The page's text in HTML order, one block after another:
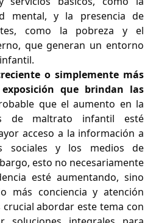
mental, y la presencia de
como la pobreza y el
que generan un entorno
o simplemente más
que brindan las
que el aumento en la
de maltrato infantil esté
acceso a la información a
sociales y los medios de
esto no necesariamente
esté aumentando, sino
más conciencia y atención
abordar este tema con